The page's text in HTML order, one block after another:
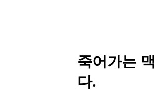
죽어가는
다.